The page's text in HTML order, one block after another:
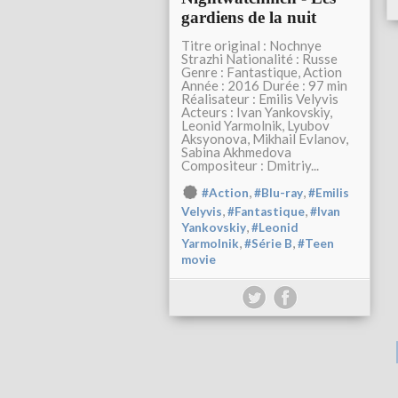
gardiens de la nuit
Titre original : Nochnye
Strazhi Nationalité : Russe
Genre : Fantastique, Action
Année : 2016 Durée : 97 min
Réalisateur : Emilis Velyvis
Acteurs : Ivan Yankovskiy,
Leonid Yarmolnik, Lyubov
Aksyonova, Mikhail Evlanov,
Sabina Akhmedova
Compositeur : Dmitriy...
#Action,#Blu-ray,#Emilis
Velyvis,#Fantastique,#Ivan
Yankovskiy,#Leonid
Yarmolnik,#Série B,#Teen
movie